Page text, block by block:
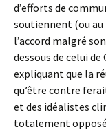
d’efforts de
soutiennent (ou
l’accord malgré
dessous de celui
expliquant que la
qu’être contre
et des idéalistes
totalement